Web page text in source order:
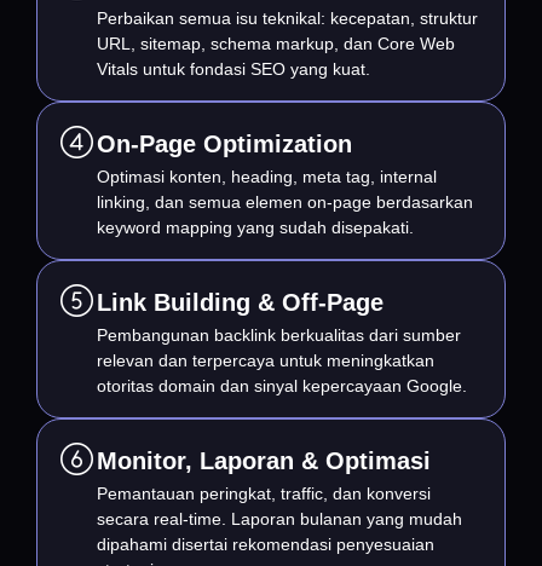
Perbaikan semua isu teknikal: kecepatan, struktur
URL, sitemap, schema markup, dan Core Web
Vitals untuk fondasi SEO yang kuat.
On-Page Optimization
Optimasi konten, heading, meta tag, internal
linking, dan semua elemen on-page berdasarkan
keyword mapping yang sudah disepakati.
Link Building & Off-Page
Pembangunan backlink berkualitas dari sumber
relevan dan terpercaya untuk meningkatkan
otoritas domain dan sinyal kepercayaan Google.
Monitor, Laporan & Optimasi
Pemantauan peringkat, traffic, dan konversi
secara real-time. Laporan bulanan yang mudah
dipahami disertai rekomendasi penyesuaian